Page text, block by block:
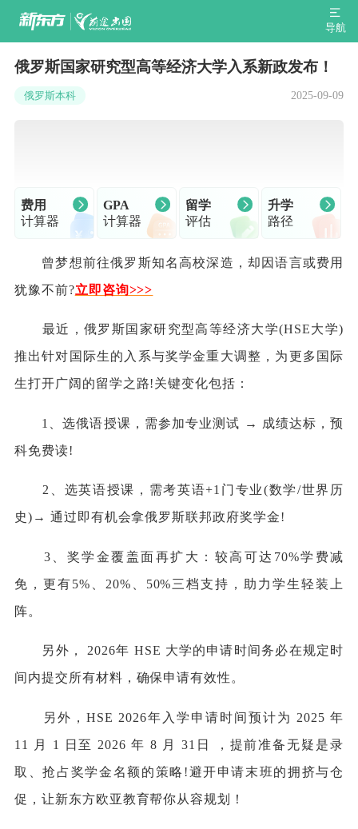
导航
俄罗斯国家研究型高等经济大学入系新政发布！
俄罗斯本科 2025-09-09
费用
计算器
GPA
计算器
留学
评估
升学
路径
曾梦想前往俄罗斯知名高校深造，却因语言或费用
犹豫不前?立即咨询>>>
最近，俄罗斯国家研究型高等经济大学(HSE大学)
推出针对国际生的入系与奖学金重大调整，为更多国际
生打开广阔的留学之路!关键变化包括：
1、选俄语授课，需参加专业测试 → 成绩达标，预
科免费读!
2、选英语授课，需考英语+1门专业(数学/世界历
史)→ 通过即有机会拿俄罗斯联邦政府奖学金!
3、奖学金覆盖面再扩大：较高可达70%学费减
免，更有5%、20%、50%三档支持，助力学生轻装上
阵。
另外， 2026年 HSE 大学的申请时间务必在规定时
间内提交所有材料，确保申请有效性。
另外，HSE 2026年入学申请时间预计为 2025 年
11 月 1 日至 2026 年 8 月 31日 ，提前准备无疑是录
取、抢占奖学金名额的策略!避开申请末班的拥挤与仓
促，让新东方欧亚教育帮你从容规划！